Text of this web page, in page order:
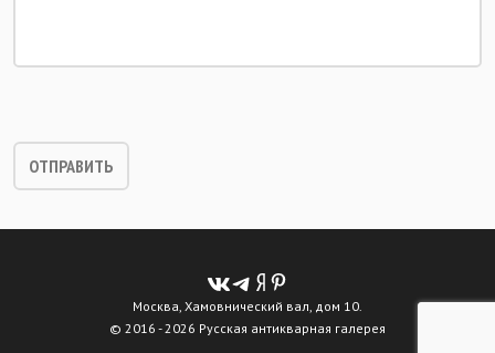
Москва, Хамовнический вал, дом 10.
© 2016 - 2026 Русская антикварная галерея